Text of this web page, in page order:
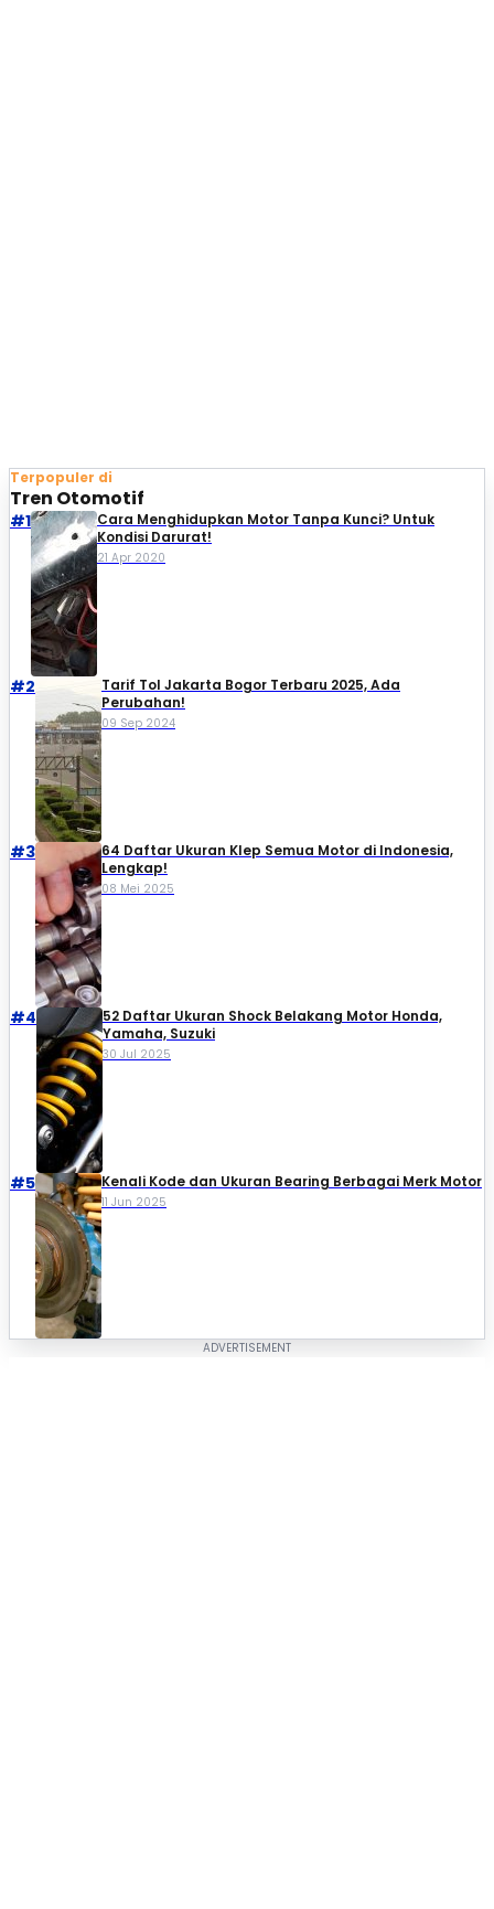
Terpopuler di
Tren Otomotif
#1
Cara Menghidupkan Motor Tanpa Kunci? Untuk
Kondisi Darurat!
21 Apr 2020
#2
Tarif Tol Jakarta Bogor Terbaru 2025, Ada
Perubahan!
09 Sep 2024
#3
64 Daftar Ukuran Klep Semua Motor di Indonesia,
Lengkap!
08 Mei 2025
#4
52 Daftar Ukuran Shock Belakang Motor Honda,
Yamaha, Suzuki​
30 Jul 2025
#5 Kenali Kode dan Ukuran Bearing Berbagai Merk Motor
11 Jun 2025